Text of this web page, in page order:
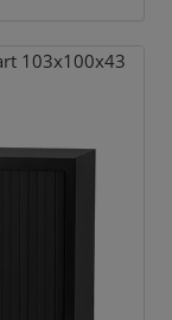
103x100x43